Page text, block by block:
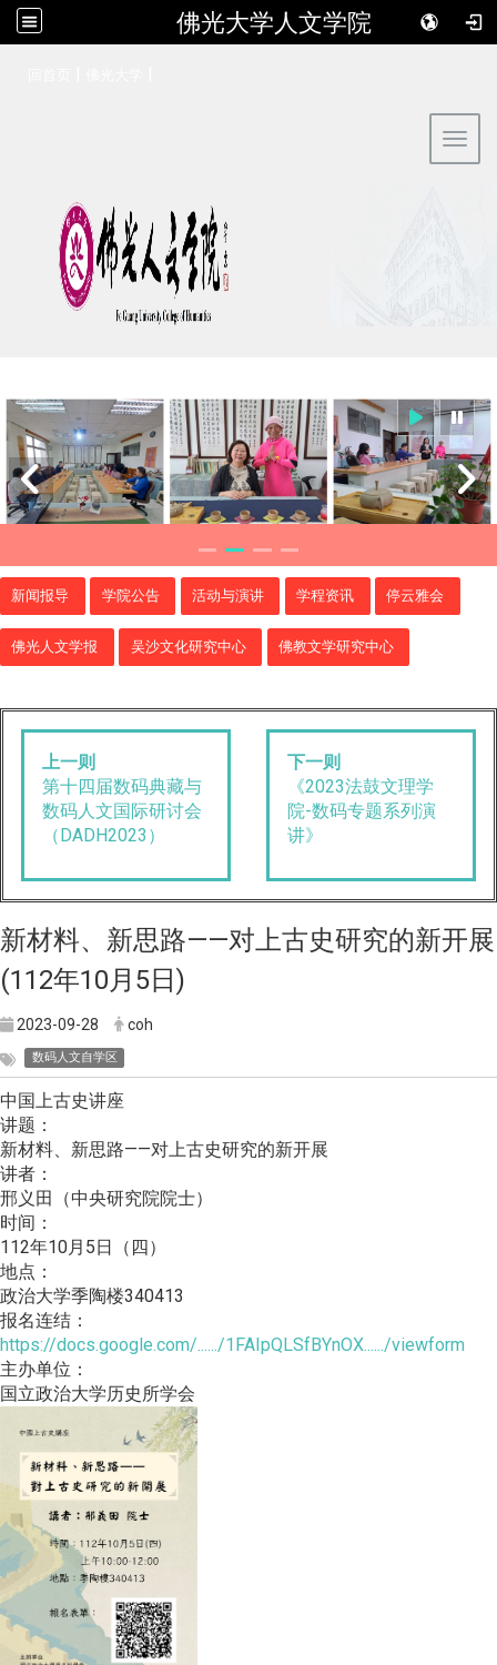
佛光大学人文学院
新闻报导 学院公告 活动与演讲 学程资讯 停云雅会
佛光人文学报 吴沙文化研究中心 佛教文学研究中心
上一则
第十四届数码典藏与
数码人文国际研讨会
（DADH2023）
下一则
《2023法鼓文理学
院-数码专题系列演
讲》
新材料、新思路——对上古史研究的新开展
(112年10月5日)
2023-09-28 coh
数码人文自学区
中国上古史讲座
讲题：
新材料、新思路——对上古史研究的新开展
讲者：
邢义田（中央研究院院士）
时间：
112年10月5日（四）
地点：
政治大学季陶楼340413
报名连结：
https://docs.google.com/....../1FAIpQLSfBYnOX....../viewform
主办单位：
国立政治大学历史所学会